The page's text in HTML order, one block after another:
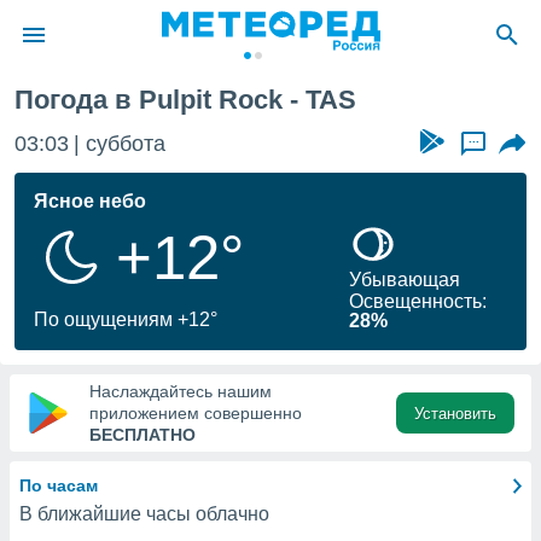
о
Вы можете
к этому
доступ
Погода в Pulpit Rock - TAS
03:03 суббота ...
Ясное небо
+12°
По ощущениям +12°
Убывающая
Освещенность:
28%
Наслаждайтесь нашим
приложением совершенно
БЕСПЛАТНО
Установить
По часам
В ближайшие часы облачно